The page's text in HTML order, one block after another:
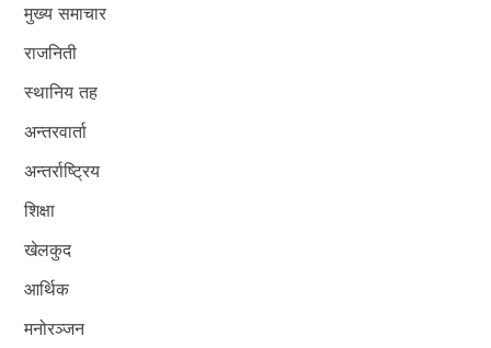
मुख्य समाचार
राजनिती
स्थानिय तह
अन्तरवार्ता
अन्तर्राष्ट्रिय
शिक्षा
खेलकुद
आर्थिक
मनोरञ्जन